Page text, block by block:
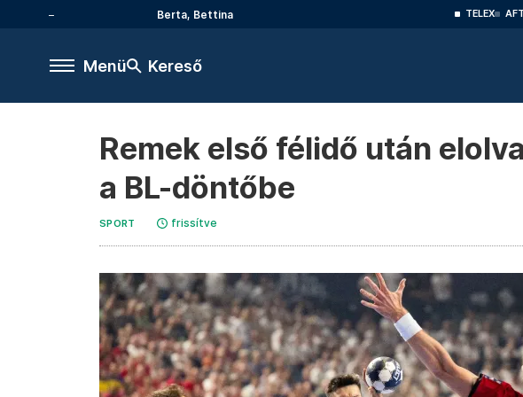
Berta, Bettina TELEX
Menü Kereső
Remek első félidő után
a BL-döntőbe
SPORT frissítve